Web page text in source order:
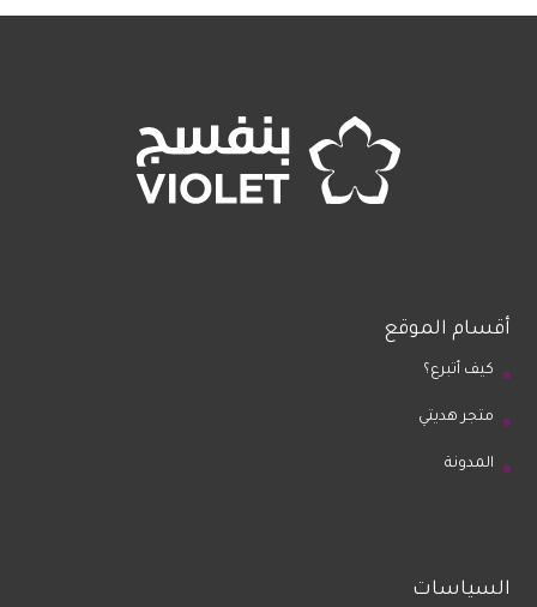
أقسام الموقع
كيف أتبرع؟
متجر هديتي
المدونة
السياسات